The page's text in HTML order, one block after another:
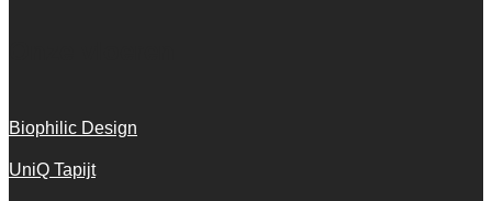
Biophilic Design
UniQ Tapijt